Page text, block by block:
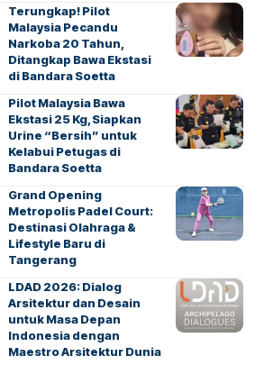
Terungkap! Pilot
Malaysia Pecandu
Narkoba 20 Tahun,
Ditangkap Bawa Ekstasi
di Bandara Soetta
Pilot Malaysia Bawa
Ekstasi 25 Kg, Siapkan
Urine “Bersih” untuk
Kelabui Petugas di
Bandara Soetta
Grand Opening
Metropolis Padel Court:
Destinasi Olahraga &
Lifestyle Baru di
Tangerang
LDAD 2026: Dialog
Arsitektur dan Desain
untuk Masa Depan
Indonesia dengan
Maestro Arsitektur Dunia